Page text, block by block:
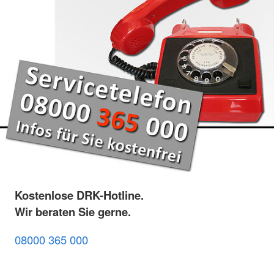
Kostenlose DRK-Hotline.
Wir beraten Sie gerne.
08000 365 000